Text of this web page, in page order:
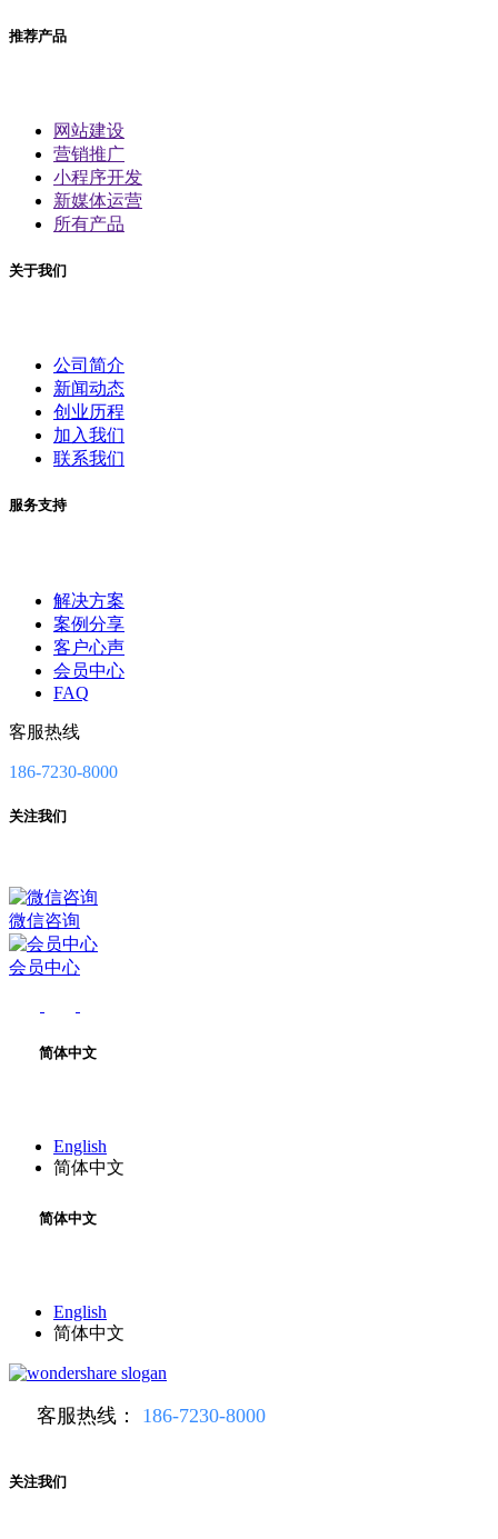
推荐产品
网站建设
营销推广
小程序开发
新媒体运营
所有产品
关于我们
公司简介
新闻动态
创业历程
加入我们
联系我们
服务支持
解决方案
案例分享
客户心声
会员中心
FAQ
客服热线
186-7230-8000
关注我们
微信咨询
会员中心
简体中文
English
简体中文
简体中文
English
简体中文
客服热线： 186-7230-8000
关注我们